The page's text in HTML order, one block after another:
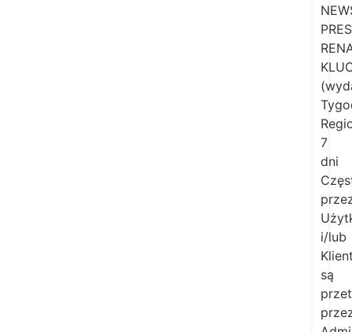
7
dni
i/lub
są